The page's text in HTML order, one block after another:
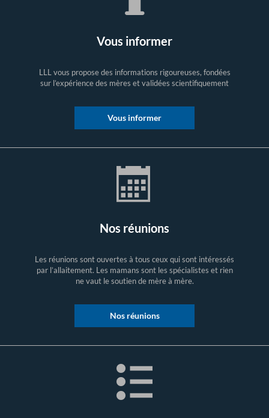
Vous informer
LLL vous propose des informations rigoureuses, fondées
sur l’expérience des mères et validées scientifiquement
Vous informer
Nos réunions
Les réunions sont ouvertes à tous ceux qui sont intéressés
par l’allaitement. Les mamans sont les spécialistes et rien
ne vaut le soutien de mère à mère.
Nos réunions